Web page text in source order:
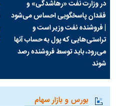
در وزارت نفت «رهاشدگی» و
فقدان پاسخگویی احساس می‌شود
| فروشنده نفت وزیر است و
تراستی‌هایی که پول به حساب آنها
می‌رود، باید توسط فروشنده رصد
شوند
بورس و بازار سهام